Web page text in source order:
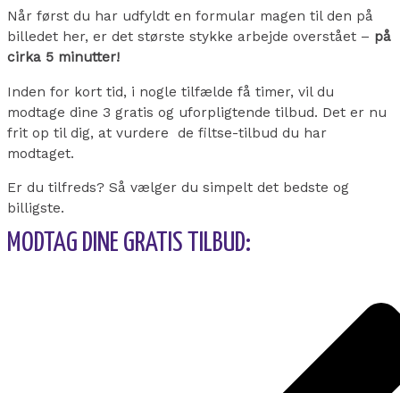
Når først du har udfyldt en formular magen til den på
billedet her, er det største stykke arbejde overstået – på
cirka 5 minutter!
Inden for kort tid, i nogle tilfælde få timer, vil du
modtage dine 3 gratis og uforpligtende tilbud. Det er nu
frit op til dig, at vurdere de filtse-tilbud du har
modtaget.
Er du tilfreds? Så vælger du simpelt det bedste og
billigste.
MODTAG DINE GRATIS TILBUD: